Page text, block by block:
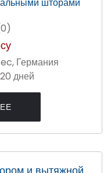
Германия
20 дней